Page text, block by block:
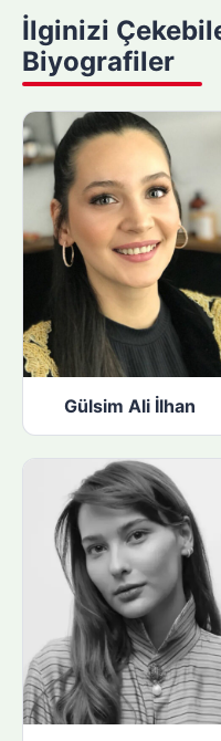
y
a
p
n
:
İlginizi
Biyografiler
Gülsim Ali İlhan